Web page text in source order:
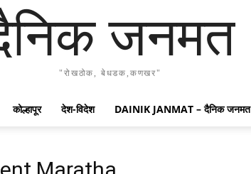
जनमत
"रोखठोक, बेधडक,कणखर"
कोल्हापूर देश-विदेश DAINIK JANMAT – दैनिक जनमत